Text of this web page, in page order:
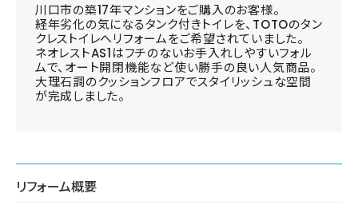
川口市の築17年マンションをご購入のお客様。
経年劣化の気になるタンク付きトイレを、TOTOのタン
クレストイレへリフォームをご希望されていました。
ネオレストAS1はフチのないお手入れしやすいフォル
ムで、オート開閉機能など使い勝手の良い人気商品。
大理石調のクッションフロアでスタイリッシュな空間
が完成しました。
リフォーム概要